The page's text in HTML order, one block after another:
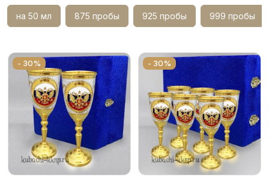
на 50 мл 875 пробы 925 пробы 999 пробы
- 30% - 30%